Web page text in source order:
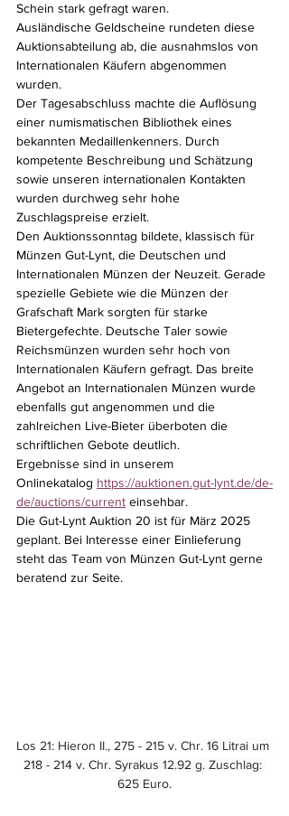
Schein stark gefragt waren.
Ausländische Geldscheine rundeten diese
Auktionsabteilung ab, die ausnahmslos von
Internationalen Käufern abgenommen
wurden.
Der Tagesabschluss machte die Auflösung
einer numismatischen Bibliothek eines
bekannten Medaillenkenners. Durch
kompetente Beschreibung und Schätzung
sowie unseren internationalen Kontakten
wurden durchweg sehr hohe
Zuschlagspreise erzielt.
Den Auktionssonntag bildete, klassisch für
Münzen Gut-Lynt, die Deutschen und
Internationalen Münzen der Neuzeit. Gerade
spezielle Gebiete wie die Münzen der
Grafschaft Mark sorgten für starke
Bietergefechte. Deutsche Taler sowie
Reichsmünzen wurden sehr hoch von
Internationalen Käufern gefragt. Das breite
Angebot an Internationalen Münzen wurde
ebenfalls gut angenommen und die
zahlreichen Live-Bieter überboten die
schriftlichen Gebote deutlich.
Ergebnisse sind in unserem
Onlinekatalog https://auktionen.gut-lynt.de/de-
de/auctions/current einsehbar.
Die Gut-Lynt Auktion 20 ist für März 2025
geplant. Bei Interesse einer Einlieferung
steht das Team von Münzen Gut-Lynt gerne
beratend zur Seite.
Los 21: Hieron II., 275 - 215 v. Chr. 16 Litrai um
218 - 214 v. Chr. Syrakus 12.92 g. Zuschlag:
625 Euro.